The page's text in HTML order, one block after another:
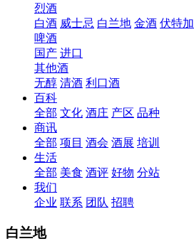
烈酒
白酒 威士忌 白兰地 金酒 伏特加
啤酒
国产 进口
其他酒
无醇 清酒 利口酒
百科
全部 文化 酒庄 产区 品种
商讯
全部 项目 酒会 酒展 培训
生活
全部 美食 酒评 好物 分站
我们
企业 联系 团队 招聘
白兰地